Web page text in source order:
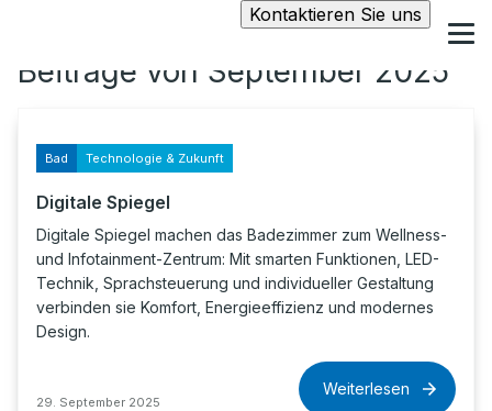
Kontaktieren Sie uns
Beiträge von September 2025
Bad Technologie & Zukunft
Digitale Spiegel
Digitale Spiegel machen das Badezimmer zum Wellness-
und Infotainment-Zentrum: Mit smarten Funktionen, LED-
Technik, Sprachsteuerung und individueller Gestaltung
verbinden sie Komfort, Energieeffizienz und modernes
Design.
29. September 2025
Weiterlesen